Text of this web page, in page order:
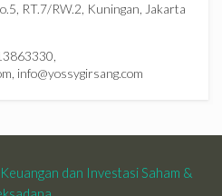
RT.7/RW.2, Kuningan, Jakarta
info@yossygirsang.com
dan Investasi Saham &